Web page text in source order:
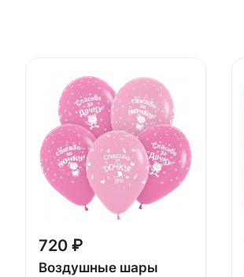
720 ₽
Воздушные шары